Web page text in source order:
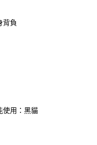
綁定中華電
點等於1
背負
使用：黑貓